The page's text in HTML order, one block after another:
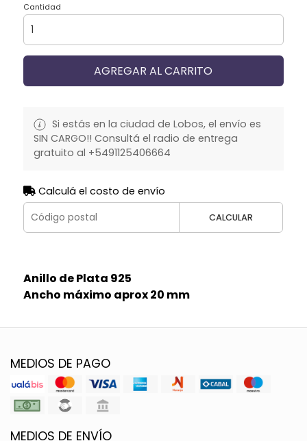
Cantidad
AGREGAR AL CARRITO
Si estás en la ciudad de Lobos, el envío es
SIN CARGO!! Consultá el radio de entrega
gratuito al +5491125406664
Calculá el costo de envío
CALCULAR
Anillo de Plata 925
Ancho máximo aprox 20 mm
MEDIOS DE PAGO
MEDIOS DE ENVÍO